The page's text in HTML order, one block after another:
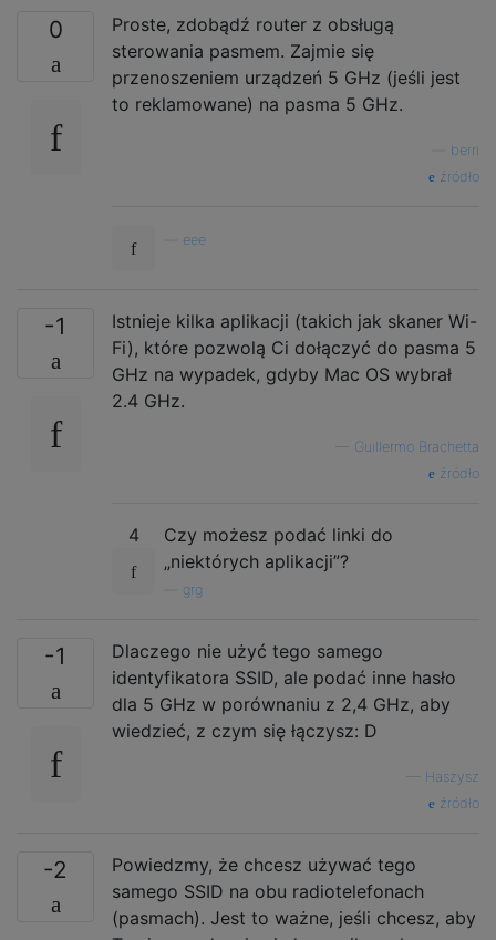
0
Proste, zdobądź router z obsługą
sterowania pasmem. Zajmie się
przenoszeniem urządzeń 5 GHz (jeśli jest
to reklamowane) na pasma 5 GHz.
berri
źródło
eee
-1
Istnieje kilka aplikacji (takich jak skaner Wi-
Fi), które pozwolą Ci dołączyć do pasma 5
GHz na wypadek, gdyby Mac OS wybrał
2.4 GHz.
Guillermo Brachetta
źródło
4
Czy możesz podać linki do
„niektórych aplikacji”?
grg
-1
Dlaczego nie użyć tego samego
identyfikatora SSID, ale podać inne hasło
dla 5 GHz w porównaniu z 2,4 GHz, aby
wiedzieć, z czym się łączysz: D
Haszysz
źródło
-2
Powiedzmy, że chcesz używać tego
samego SSID na obu radiotelefonach
(pasmach). Jest to ważne, jeśli chcesz, aby